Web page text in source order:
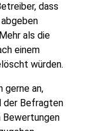
dass
als die
einem
würden.
gerne an,
der Befragten
Bewertungen